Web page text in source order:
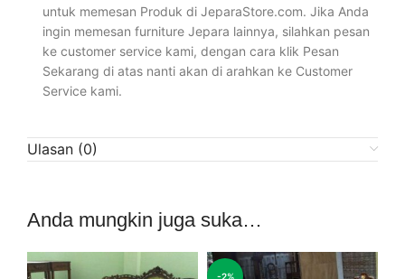
untuk memesan Produk di JeparaStore.com. Jika Anda
ingin memesan furniture Jepara lainnya, silahkan pesan
ke customer service kami, dengan cara klik Pesan
Sekarang di atas nanti akan di arahkan ke Customer
Service kami.
Ulasan (0)
Anda mungkin juga suka…
-2%